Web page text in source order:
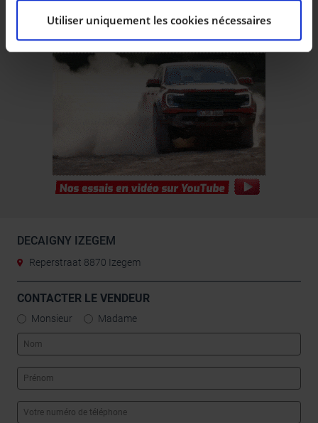
Les cookies nous permettent de personnaliser le
contenu et les annonces, d’offrir des fonctionnalités
relatives aux médias sociaux et d’analyser notre trafic.
Nous partageons également des informations sur
l’utilisation de notre site avec nos partenaires de
médias sociaux, de publicité et d’analyse, qui peuvent
combiner celles-ci avec d’autres informations que vous
leur avez fournies ou qu’ils ont collectées lors de votre
utilisation de leurs services.
Utiliser uniquement les cookies nécessaires
DECAIGNY IZEGEM
Reperstraat 8870 Izegem
CONTACTER LE VENDEUR
Monsieur Madame